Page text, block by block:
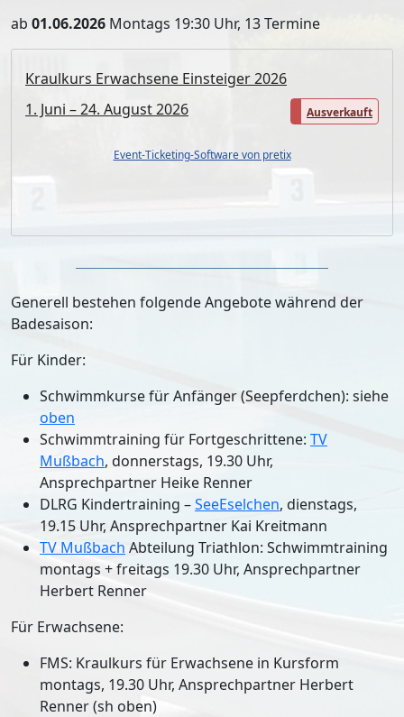
ab 01.06.2026 Montags 19:30 Uhr, 13 Termine
Kraulkurs Erwachsene Einsteiger 2026
1. Juni – 24. August 2026
Ausverkauft
Event-Ticketing-Software von pretix
Generell bestehen folgende Angebote während der
Badesaison:
Für Kinder:
Schwimmkurse für Anfänger (Seepferdchen): siehe
oben
Schwimmtraining für Fortgeschrittene: TV
Mußbach, donnerstags, 19.30 Uhr,
Ansprechpartner Heike Renner
DLRG Kindertraining –SeeEselchen, dienstags,
19.15 Uhr, Ansprechpartner Kai Kreitmann
TV Mußbach Abteilung Triathlon: Schwimmtraining
montags + freitags 19.30 Uhr, Ansprechpartner
Herbert Renner
Für Erwachsene:
FMS: Kraulkurs für Erwachsene in Kursform
montags, 19.30 Uhr, Ansprechpartner Herbert
Renner (sh oben)